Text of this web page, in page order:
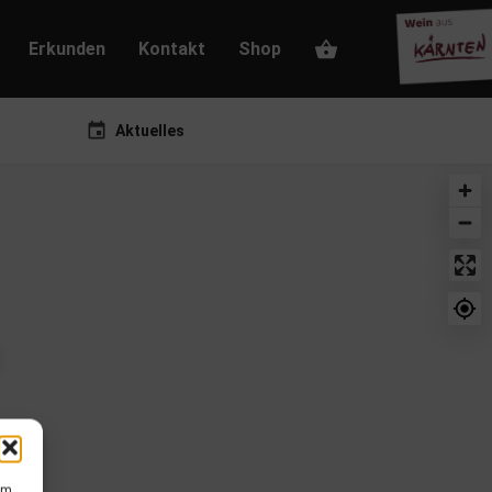
Erkunden Kontakt Shop
Aktuelles